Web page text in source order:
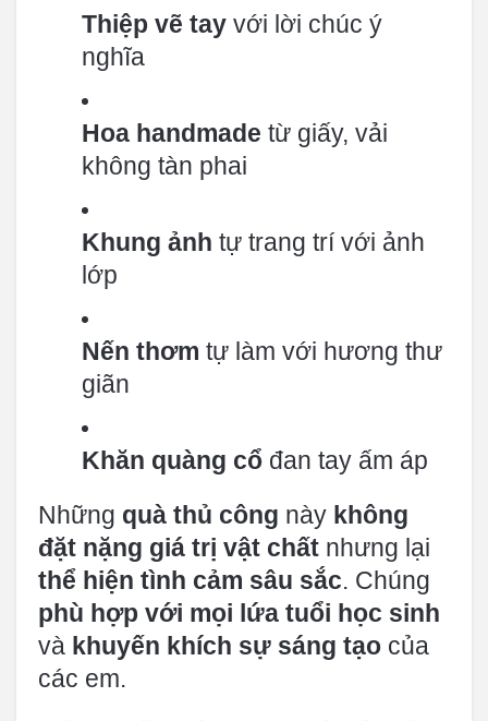
Thiệp vẽ tay với lời chúc ý
nghĩa
Hoa handmade từ giấy, vải
không tàn phai
Khung ảnh tự trang trí với ảnh
lớp
Nến thơm tự làm với hương thư
giãn
Khăn quàng cổ đan tay ấm áp
Những quà thủ công này không
đặt nặng giá trị vật chất nhưng lại
thể hiện tình cảm sâu sắc. Chúng
phù hợp với mọi lứa tuổi học sinh
và khuyến khích sự sáng tạo của
các em.